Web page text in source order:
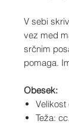
V sebi
vez med
srčnim
pomaga.
Obesek:
Teža: